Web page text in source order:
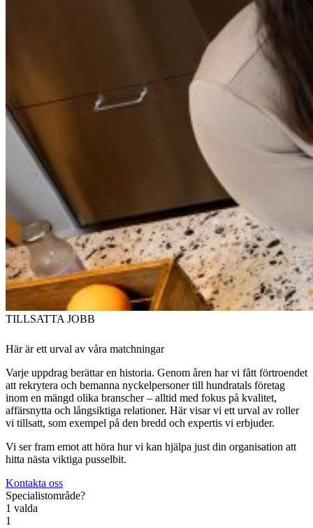
TILLSATTA JOBB
Här är ett urval av våra matchningar
Varje uppdrag berättar en historia. Genom åren har vi fått förtroendet
att rekrytera och bemanna nyckelpersoner till hundratals företag
inom en mängd olika branscher – alltid med fokus på kvalitet,
affärsnytta och långsiktiga relationer. Här visar vi ett urval av roller
vi tillsatt, som exempel på den bredd och expertis vi erbjuder.
Vi ser fram emot att höra hur vi kan hjälpa just din organisation att
hitta nästa viktiga pusselbit.
Kontakta oss
Specialistområde?
1 valda
1